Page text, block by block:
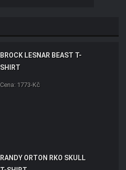
BROCK LESNAR BEAST T-
SHIRT
Cena: 1773-Kč
RANDY ORTON RKO SKULL